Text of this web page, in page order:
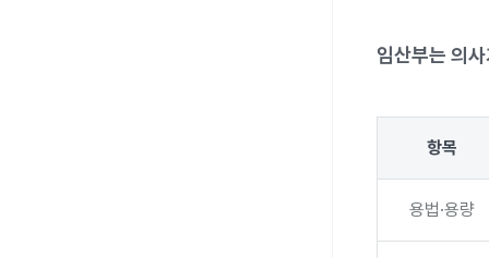
임산부는 의
항목
용법·용량